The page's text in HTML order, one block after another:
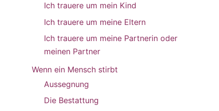
Ich trauere um mein Kind
Ich trauere um meine Eltern
Ich trauere um meine Partnerin oder
meinen Partner
Wenn ein Mensch stirbt
Aussegnung
Die Bestattung